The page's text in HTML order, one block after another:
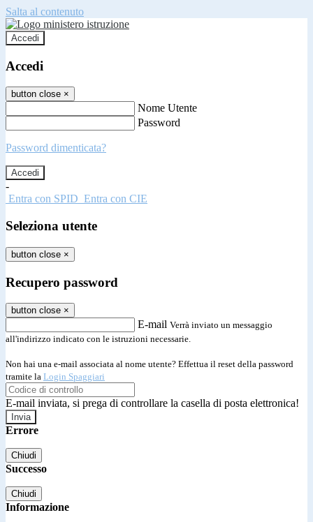
Salta al contenuto
Accedi
Accedi
button close ×
Nome Utente
Password
Password dimenticata?
-
Entra con SPID Entra con CIE
Seleziona utente
button close ×
Recupero password
button close ×
E-mail Verrà inviato un messaggio
all'indirizzo indicato con le istruzioni necessarie.
Non hai una e-mail associata al nome utente? Effettua il reset della password
tramite la Login Spaggiari
E-mail inviata, si prega di controllare la casella di posta elettronica!
Errore
Chiudi
Successo
Chiudi
Informazione